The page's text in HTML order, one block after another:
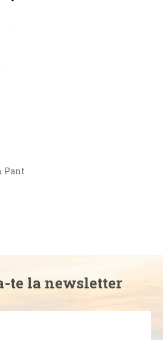
Pant
te la newsletter